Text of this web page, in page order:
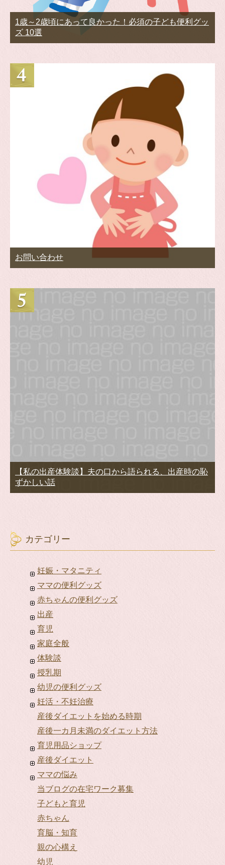
1歳～2歳頃にあって良かった！必須の子ども便利グッ
ズ 10選
お問い合わせ
【私の出産体験談】夫の口から語られる、出産時の恥
ずかしい話
カテゴリー
妊娠・マタニティ
ママの便利グッズ
赤ちゃんの便利グッズ
出産
育児
家庭全般
体験談
授乳期
幼児の便利グッズ
妊活・不妊治療
産後ダイエットを始める時期
産後一カ月未満のダイエット方法
育児用品ショップ
産後ダイエット
ママの悩み
当ブログの在宅ワーク募集
子どもと育児
赤ちゃん
育脳・知育
親の心構え
幼児